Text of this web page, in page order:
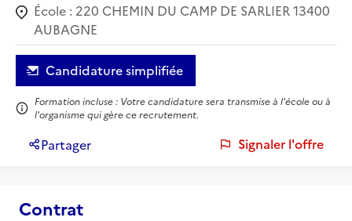
École : 220 CHEMIN DU CAMP DE SARLIER 13400
AUBAGNE
Candidature simplifiée
Formation incluse : Votre candidature sera transmise à l'école ou à
l'organisme qui gère ce recrutement.
Partager Signaler l'offre
Contrat